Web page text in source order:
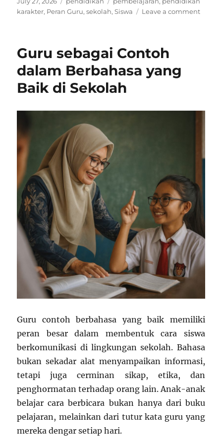
on
karakter, Peran Guru,sekolah,Siswa Leave a commenton
Guru sebagai Contoh
dalam Berbahasa yang
Baik di Sekolah
Guru contoh berbahasa yang baik memiliki
peran besar dalam membentuk cara siswa
berkomunikasi di lingkungan sekolah. Bahasa
bukan sekadar alat menyampaikan informasi,
tetapi juga cerminan sikap, etika, dan
penghormatan terhadap orang lain. Anak-anak
belajar cara berbicara bukan hanya dari buku
pelajaran, melainkan dari tutur kata guru yang
mereka dengar setiap hari.